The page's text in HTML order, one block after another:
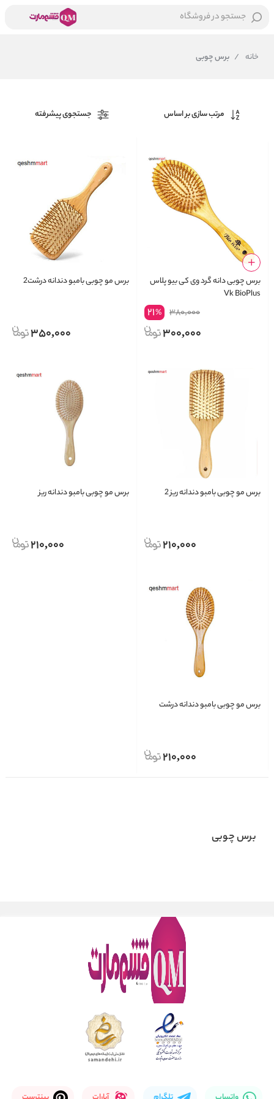
جستجو در فروشگاه
خانه / برس چوبی
مرتب سازی بر اساس جستجوی پیشرفته
برس چوبی دانه گرد وی کی بیو پلاس
Vk BioPlus
380,000
21%
300,000
برس مو چوبی بامبو دندانه درشت2
350,000
برس مو چوبی بامبو دندانه ریز 2
210,000
برس مو چوبی بامبو دندانه ریز
210,000
برس مو چوبی بامبو دندانه درشت
210,000
برس چوبی